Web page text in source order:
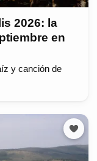
2026: la
en
y canción de